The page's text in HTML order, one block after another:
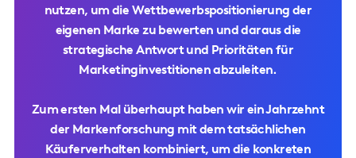
nutzen, um die Wettbewerbspositionierung der
eigenen Marke zu bewerten und daraus die
strategische Antwort und Prioritäten für
Marketinginvestitionen abzuleiten.
Zum ersten Mal überhaupt haben wir ein Jahrzehnt
der Markenforschung mit dem tatsächlichen
Käuferverhalten kombiniert, um die konkreten